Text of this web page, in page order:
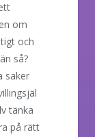
om
och
så?
saker
tänka
på rätt